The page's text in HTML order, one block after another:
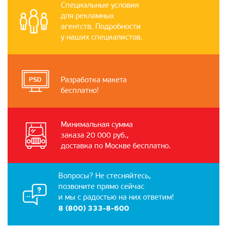
Специальные условия
для рекламных
агентств. Подробности
у наших специалистов.
Разработка макета
бесплатно!
Минимальная сумма
заказа 20 000 руб.,
доставка по Москве бесплатно.
Вопросы? Не стесняйтесь,
позвоните прямо сейчас
и мы с радостью на них ответим!
8 (800) 333-8-600